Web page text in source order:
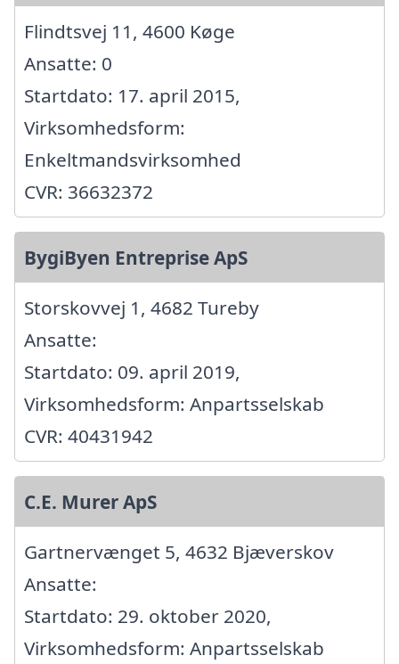
Flindtsvej 11, 4600 Køge
Ansatte: 0
Startdato: 17. april 2015,
Virksomhedsform:
Enkeltmandsvirksomhed
CVR: 36632372
BygiByen Entreprise ApS
Storskovvej 1, 4682 Tureby
Ansatte:
Startdato: 09. april 2019,
Virksomhedsform: Anpartsselskab
CVR: 40431942
C.E. Murer ApS
Gartnervænget 5, 4632 Bjæverskov
Ansatte:
Startdato: 29. oktober 2020,
Virksomhedsform: Anpartsselskab